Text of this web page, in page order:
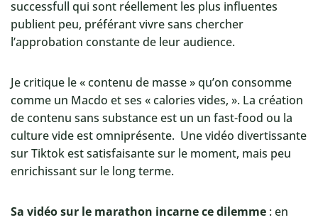
successfull qui sont réellement les plus influentes
publient peu, préférant vivre sans chercher
l’approbation constante de leur audience.
Je critique le « contenu de masse » qu’on consomme
comme un Macdo et ses « calories vides, ». La création
de contenu sans substance est un un fast-food ou la
culture vide est omniprésente. Une vidéo divertissante
sur Tiktok est satisfaisante sur le moment, mais peu
enrichissant sur le long terme.
Sa vidéo sur le marathon incarne ce dilemme : en